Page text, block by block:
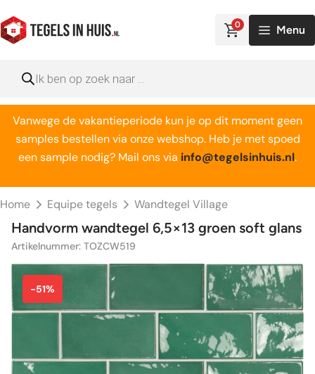
naar
de
0 Menu
zoeken
Vanwege de vakantieperiode kun je op dit moment geen
samples bestellen via onze webshop. Heb je met spoed
een sample nodig? Mail ons via info@tegelsinhuis.nl.
Home Equipe tegels Wandtegel Village
Handvorm wandtegel 6,5×13 groen soft glans
Artikelnummer: TOZCW519
-51%